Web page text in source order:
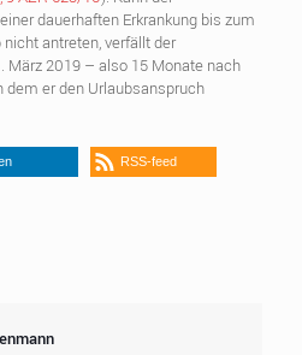
dauerhaften Erkrankung bis zum
antreten, verfällt der
März 2019 – also 15 Monate nach
dem er den Urlaubsanspruch
RSS-feed